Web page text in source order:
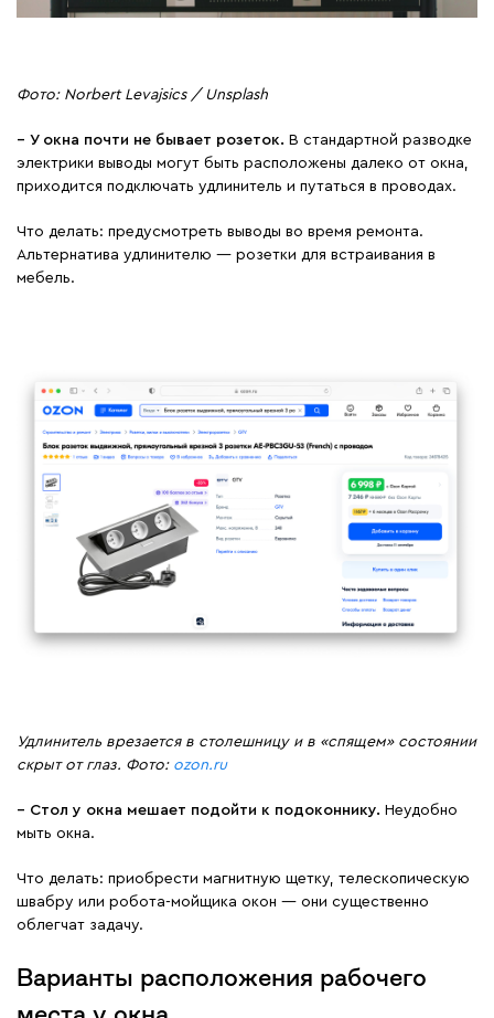
Фото: Norbert Levajsics / Unsplash
− У окна почти не бывает розеток. В стандартной разводке
электрики выводы могут быть расположены далеко от окна,
приходится подключать удлинитель и путаться в проводах.
Что делать: предусмотреть выводы во время ремонта.
Альтернатива удлинителю — розетки для встраивания в
мебель.
Удлинитель врезается в столешницу и в «спящем» состоянии
скрыт от глаз. Фото:ozon.ru
− Стол у окна мешает подойти к подоконнику. Неудобно
мыть окна.
Что делать: приобрести магнитную щетку, телескопическую
швабру или робота-мойщика окон — они существенно
облегчат задачу.
Варианты расположения рабочего